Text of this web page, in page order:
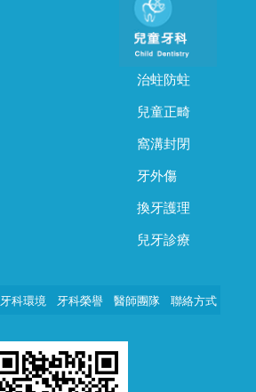
治蛀防蛀
兒童正畸
窩溝封閉
牙外傷
換牙護理
兒牙診療
牙科環境 牙科榮譽 醫師團隊 聯絡方式